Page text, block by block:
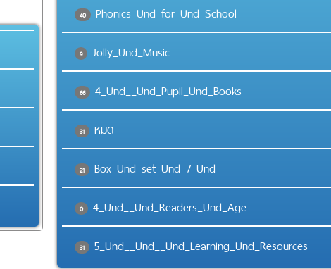
40 Phonics_Und_for_Und_School
9 Jolly_Und_Music
66 4_Und__Und_Pupil_Und_Books
31 หมด
21 Box_Und_set_Und_7_Und_
0 4_Und__Und_Readers_Und_Age
31 5_Und__Und__Und_Learning_Und_Resources